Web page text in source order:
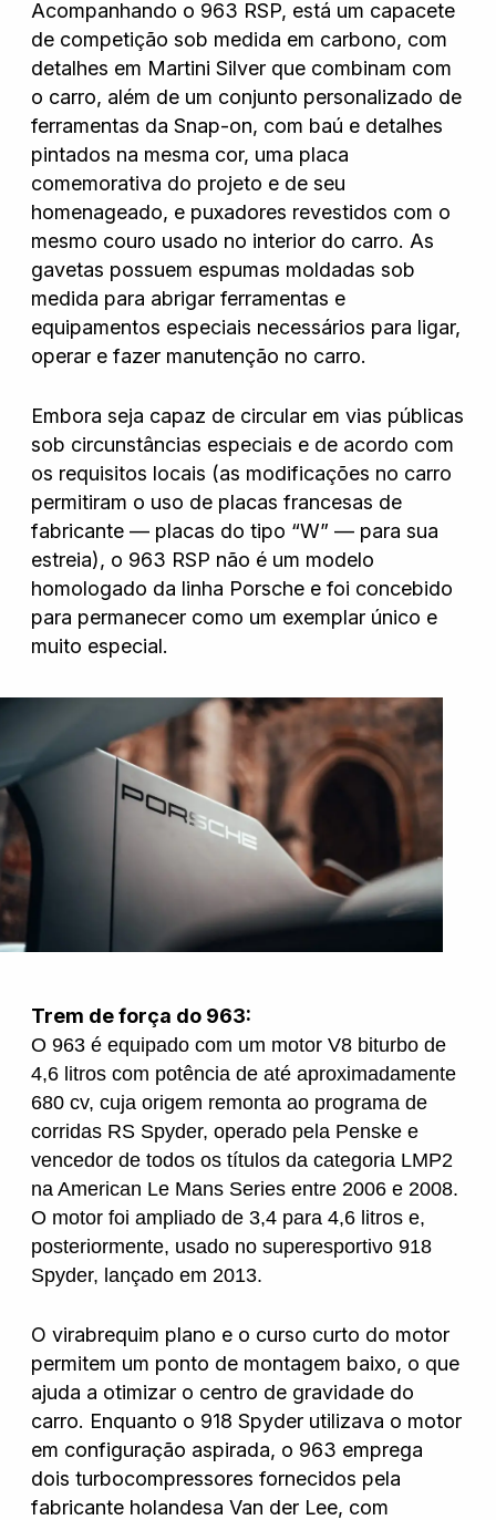
Acompanhando o 963 RSP, está um capacete
de competição sob medida em carbono, com
detalhes em Martini Silver que combinam com
o carro, além de um conjunto personalizado de
ferramentas da Snap-on, com baú e detalhes
pintados na mesma cor, uma placa
comemorativa do projeto e de seu
homenageado, e puxadores revestidos com o
mesmo couro usado no interior do carro. As
gavetas possuem espumas moldadas sob
medida para abrigar ferramentas e
equipamentos especiais necessários para ligar,
operar e fazer manutenção no carro.
Embora seja capaz de circular em vias públicas
sob circunstâncias especiais e de acordo com
os requisitos locais (as modificações no carro
permitiram o uso de placas francesas de
fabricante — placas do tipo “W” — para sua
estreia), o 963 RSP não é um modelo
homologado da linha Porsche e foi concebido
para permanecer como um exemplar único e
muito especial.
Trem de força do 963:
O 963 é equipado com um motor V8 biturbo de
4,6 litros com potência de até aproximadamente
680 cv, cuja origem remonta ao programa de
corridas RS Spyder, operado pela Penske e
vencedor de todos os títulos da categoria LMP2
na American Le Mans Series entre 2006 e 2008.
O motor foi ampliado de 3,4 para 4,6 litros e,
posteriormente, usado no superesportivo 918
Spyder, lançado em 2013.
O virabrequim plano e o curso curto do motor
permitem um ponto de montagem baixo, o que
ajuda a otimizar o centro de gravidade do
carro. Enquanto o 918 Spyder utilizava o motor
em configuração aspirada, o 963 emprega
dois turbocompressores fornecidos pela
fabricante holandesa Van der Lee, com